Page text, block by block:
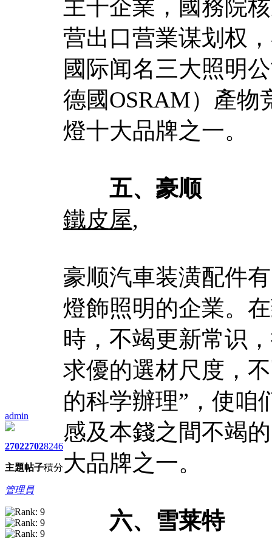
admin
2702
主題
2702
帖子
8246
積分
管理員
主干企業，國務院
营出口营業谋划权
國际闻名三大照明
德國OSRAM）產物
燈十大品牌之一。
五、豪顺
鐵皮屋,
豪顺汽車装潢配件
燈飾照明的企業。
時，不竭更新常识
求優的選材尺度，
的科学辦理”，使咱
感及本錢之間不竭
大品牌之一。
六、雪莱特